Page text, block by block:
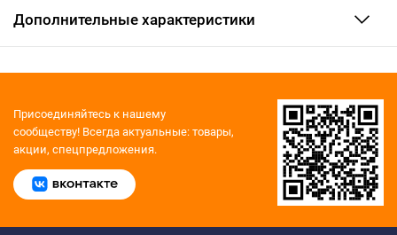
Дополнительные характеристики
Присоединяйтесь к нашему
сообществу! Всегда актуальные: товары,
акции, спецпредложения.